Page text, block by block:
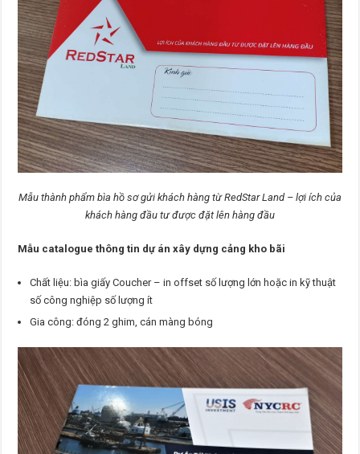
Mẫu thành phẩm bìa hồ sơ gửi khách hàng từ RedStar Land – lợi ích của
khách hàng đầu tư được đặt lên hàng đầu
Mẫu catalogue thông tin dự án xây dựng cảng kho bãi
Chất liệu: bìa giấy Coucher – in offset số lượng lớn hoặc in kỹ thuật
số công nghiệp số lượng ít
Gia công: đóng 2 ghim, cán màng bóng